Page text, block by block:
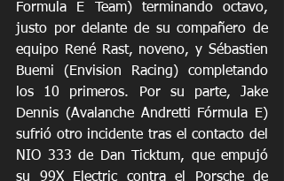
Formula E Team) terminando octavo,
justo por delante de su compañero de
equipo René Rast, noveno, y Sébastien
Buemi (Envision Racing) completando
los 10 primeros. Por su parte, Jake
Dennis (Avalanche Andretti Fórmula E)
sufrió otro incidente tras el contacto del
NIO 333 de Dan Ticktum, que empujó
su 99X Electric contra el Porsche de